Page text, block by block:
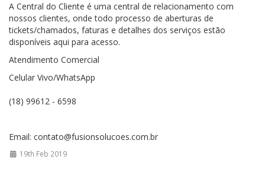
A Central do Cliente é uma central de relacionamento com
nossos clientes, onde todo processo de aberturas de
tickets/chamados, faturas e detalhes dos serviços estão
disponíveis aqui para acesso.
Atendimento Comercial
Celular Vivo/WhatsApp
(18) 99612 - 6598
Email: contato@fusionsolucoes.com.br
19th Feb 2019